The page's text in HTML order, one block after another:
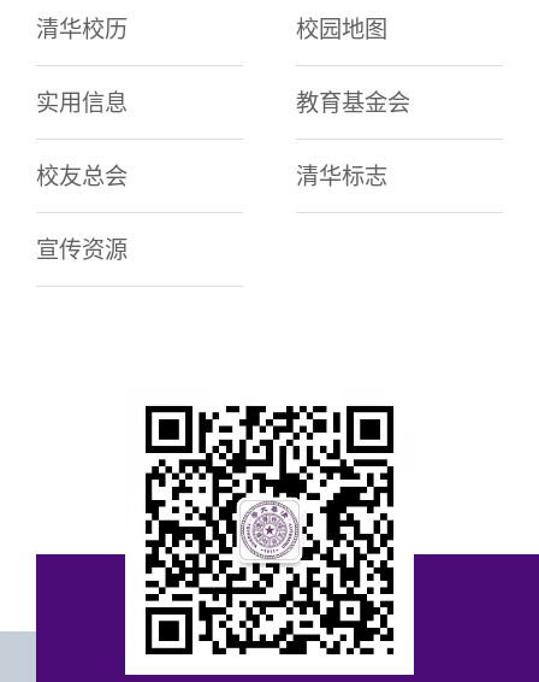
清华校历 校园地图
实用信息 教育基金会
校友总会 清华标志
宣传资源